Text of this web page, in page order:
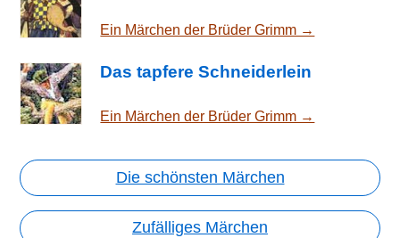
Ein Märchen der Brüder Grimm →
Das tapfere Schneiderlein
Ein Märchen der Brüder Grimm →
Die schönsten Märchen
Zufälliges Märchen